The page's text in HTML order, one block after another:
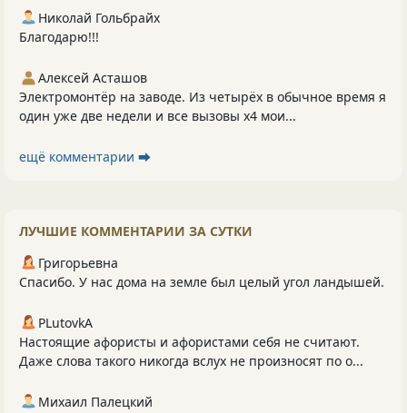
Николай Гольбрайх
Благодарю!!!
Алексей Асташов
Электромонтёр на заводе. Из четырёх в обычное время я
один уже две недели и все вызовы х4 мои...
ещё комментарии ⮕
ЛУЧШИЕ КОММЕНТАРИИ ЗА СУТКИ
Григорьевна
Спасибо. У нас дома на земле был целый угол ландышей.
PLutоvkА
Настоящие афористы и афористами себя не считают.
Даже слова такого никогда вслух не произносят по о...
Михаил Палецкий